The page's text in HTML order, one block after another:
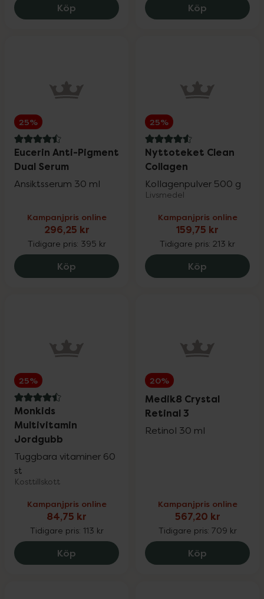
Pharbio, Pikasol, Litomove, Active Care &
25%
Pureness
Q+A & Umberto Giannini 25%
RefectoCil
Rosenserien & Sweden Eco
Satisfyer & Viamax
Silicea
St. Tropez
Trixie 20%
Wartner
Köp Medik8 Crystal Retinal 10, 769.6 kr.
Köp Medik8
25%
4.5 av 5 i omdöme
Eucerin Anti-Pigment
Dual Serum
Ansiktsserum 30 ml
Kampanjpris online
296,25 kr
Tidigare pris: 395 kr
Köp Eucerin Anti-Pigment Dual Serum,
25%
4.6 av 5 i omdöme
Nyttoteket Clean
Collagen
Kollagenpulver 500 g
Livsmedel
Kampanjpris online
159,75 kr
Tidigare pris: 213 kr
Köp Nyttoteket
25%
4.5 av 5 i omdöme
Monkids
Multivitamin
Jordgubb
Tuggbara vitaminer 60
st
Kosttillskott
Kampanjpris online
84,75 kr
Tidigare pris: 113 kr
Köp Monkids Multivitamin Jordgubb, 84.75
20%
Medik8 Crystal
Retinal 3
Retinol 30 ml
Kampanjpris online
567,20 kr
Tidigare pris: 709 kr
Köp Medik8